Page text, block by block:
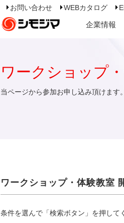
お問い合わせ WEBカタログ
企業情報
ワークショップ
当ページから参加お申し込み頂けます。
ワークショップ・体験教室
条件を選んで「検索ボタン」を押して